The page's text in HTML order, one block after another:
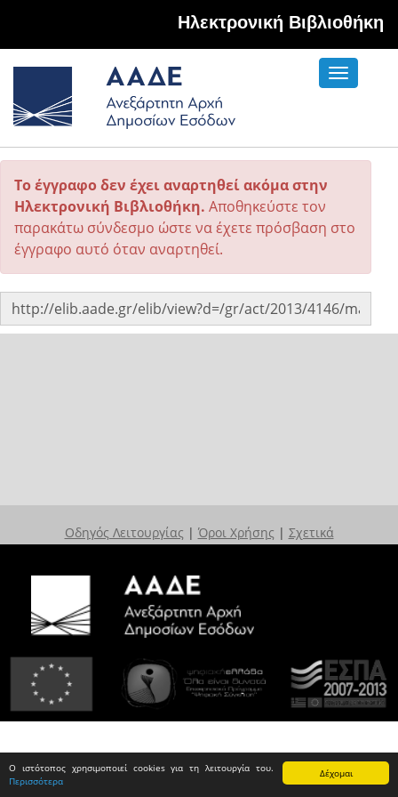
Δέχομαι
Ο ιστότοπος χρησιμοποιεί cookies για τη λειτουργία του.
Περισσότερα
Hλεκτρονική Βιβλιοθήκη
Toggle
Το έγγραφο δεν έχει αναρτηθεί ακόμα στην
Ηλεκτρονική Βιβλιοθήκη. Αποθηκεύστε τον
παρακάτω σύνδεσμο ώστε να έχετε πρόσβαση στο
έγγραφο αυτό όταν αναρτηθεί.
Οδηγός Λειτουργίας | Όροι Χρήσης | Σχετικά